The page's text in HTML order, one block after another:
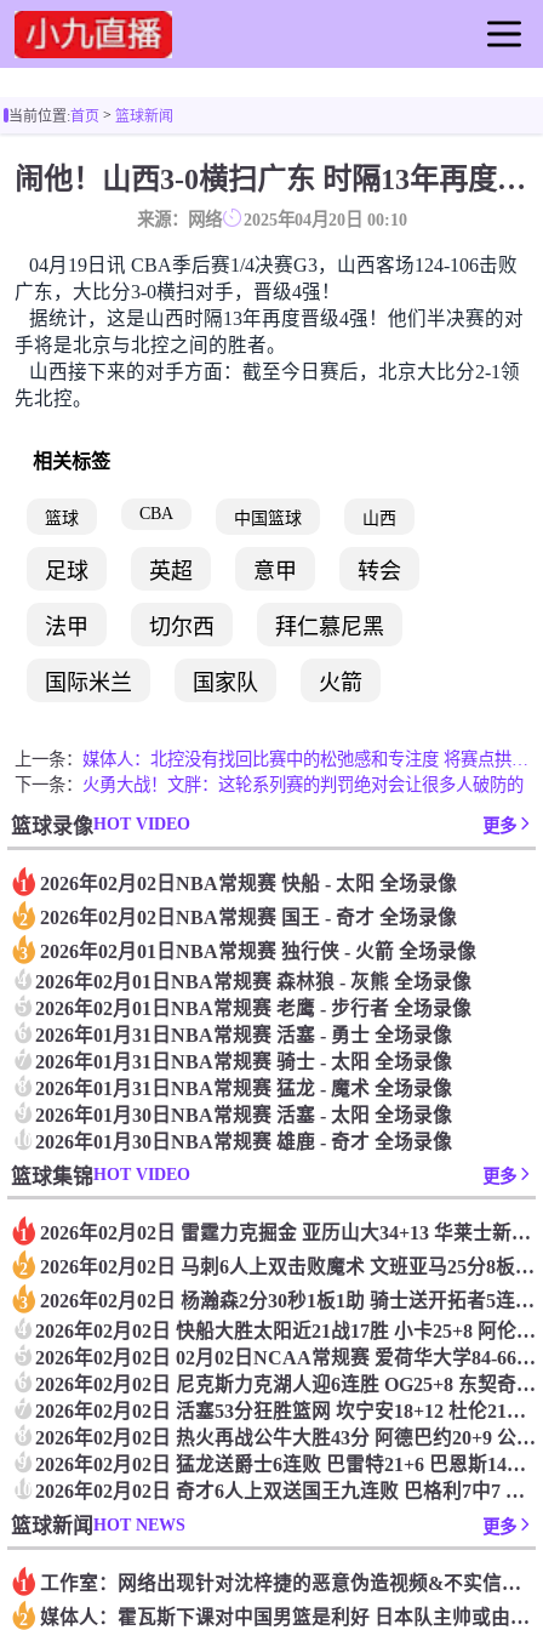
足球直播
篮球直播
足球录像
足球集锦
篮球集锦
足球新闻
篮球新闻
当前位置:首页> 篮球新闻
闹他！山西3-0横扫广东 时隔13年再度晋级CBA季后赛4强！
来源：网络 2025年04月20日 00:10
04月19日讯 CBA季后赛1/4决赛G3，山西客场124-106击败
广东，大比分3-0横扫对手，晋级4强！
据统计，这是山西时隔13年再度晋级4强！他们半决赛的对
手将是北京与北控之间的胜者。
山西接下来的对手方面：截至今日赛后，北京大比分2-1领
先北控。
相关标签
篮球 CBA 中国篮球 山西
足球 英超 意甲 转会
法甲 切尔西 拜仁慕尼黑
国际米兰 国家队 火箭
上一条：
媒体人：北控没有找回比赛中的松弛感和专注度 将赛点拱手相让
下一条： 火勇大战！文胖：这轮系列赛的判罚绝对会让很多人破防的
篮球录像HOT VIDEO 更多
1 2026年02月02日NBA常规赛 快船 - 太阳 全场录像
2 2026年02月02日NBA常规赛 国王 - 奇才 全场录像
3 2026年02月01日NBA常规赛 独行侠 - 火箭 全场录像
4 2026年02月01日NBA常规赛 森林狼 - 灰熊 全场录像
5 2026年02月01日NBA常规赛 老鹰 - 步行者 全场录像
6 2026年01月31日NBA常规赛 活塞 - 勇士 全场录像
7 2026年01月31日NBA常规赛 骑士 - 太阳 全场录像
8 2026年01月31日NBA常规赛 猛龙 - 魔术 全场录像
9 2026年01月30日NBA常规赛 活塞 - 太阳 全场录像
102026年01月30日NBA常规赛 雄鹿 - 奇才 全场录像
篮球集锦HOT VIDEO 更多
1 2026年02月02日 雷霆力克掘金 亚历山大34+13 华莱士新高7记三分 穆雷16中4
2 2026年02月02日 马刺6人上双击败魔术 文班亚马25分8板4断5帽 班凯罗19+10
3 2026年02月02日 杨瀚森2分30秒1板1助 骑士送开拓者5连败 阿伦生涯新高40+17
4 2026年02月02日 快船大胜太阳近21战17胜 小卡25+8 阿伦23+8 哈登&布克缺阵
5 2026年02月02日 02月02日NCAA常规赛 爱荷华大学84-66俄勒冈大学 全场集锦
6 2026年02月02日 尼克斯力克湖人迎6连胜 OG25+8 东契奇30+15+8 詹姆斯22+5+6
7 2026年02月02日 活塞53分狂胜篮网 坎宁安18+12 杜伦21+10
8 2026年02月02日 热火再战公牛大胜43分 阿德巴约20+9 公牛三分球41中6
9 2026年02月02日 猛龙送爵士6连败 巴雷特21+6 巴恩斯14+9+4帽 马尔卡宁27+11
10 2026年02月02日 奇才6人上双送国王九连败 巴格利7中7 拉文35+6 德罗赞32分
篮球新闻HOT NEWS 更多
1 工作室：网络出现针对沈梓捷的恶意伪造视频&不实信息 将依法追究
2 媒体人：霍瓦斯下课对中国男篮是利好 日本队主帅或由盖恩斯暂代